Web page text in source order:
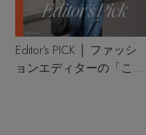
Editor’s PICK │ ファッシ
ョンエディターの「これ